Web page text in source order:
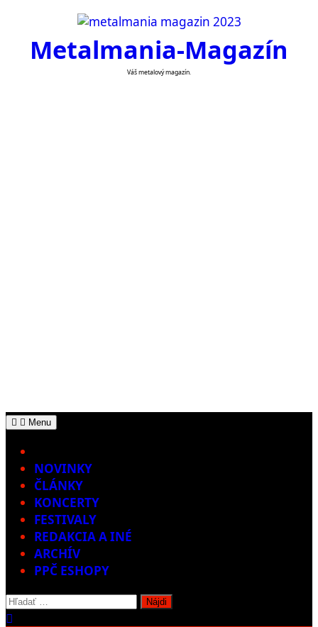
contentMetalmania-Magazín
Váš metalový magazín.
Menu
NOVINKY
ČLÁNKY
KONCERTY
FESTIVALY
REDAKCIA A INÉ
ARCHÍV
PPČ ESHOPY
Hľadať: